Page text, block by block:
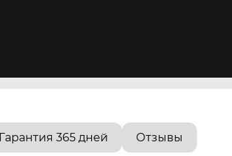
Гарантия 365 дней Отзывы